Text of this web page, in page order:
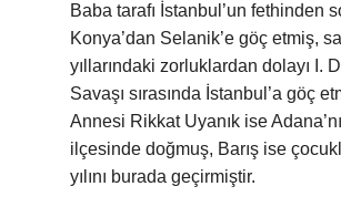
Baba tarafı İstanbul’un fethinden
Konya’dan Selanik’e göç etmiş,
yıllarındaki zorluklardan dolayı I.
Savaşı sırasında İstanbul’a göç
Annesi Rikkat Uyanık ise
ilçesinde doğmuş, Barış ise
yılını burada geçirmiştir.